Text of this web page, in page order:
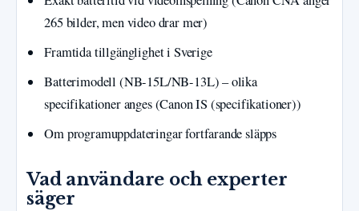
265 bilder, men video drar mer)
Framtida tillgänglighet i Sverige
Batterimodell (NB-15L/NB-13L) – olika
specifikationer anges (Canon IS (specifikationer))
Om programuppdateringar fortfarande släpps
Vad användare och experter
säger